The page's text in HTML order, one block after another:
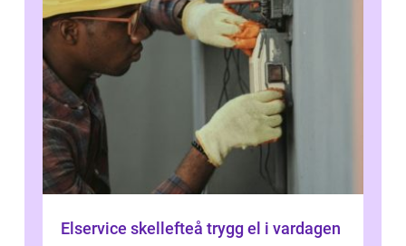
Elservice skellefteå trygg el i vardagen